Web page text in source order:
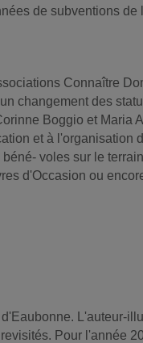
de subventions
Connaître
changement des
Boggio et Maria
et à l'organisation
voles sur le
d'Occasion ou
L'auteur-
Pour l'année